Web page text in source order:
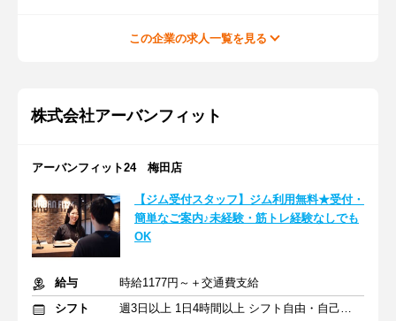
この企業の求人一覧を見る
株式会社アーバンフィット
アーバンフィット24 梅田店
【ジム受付スタッフ】ジム利用無料★受付・
簡単なご案内♪未経験・筋トレ経験なしでも
OK
給与
時給1177円～＋交通費支給
シフト
週3日以上 1日4時間以上 シフト自由・自己申告